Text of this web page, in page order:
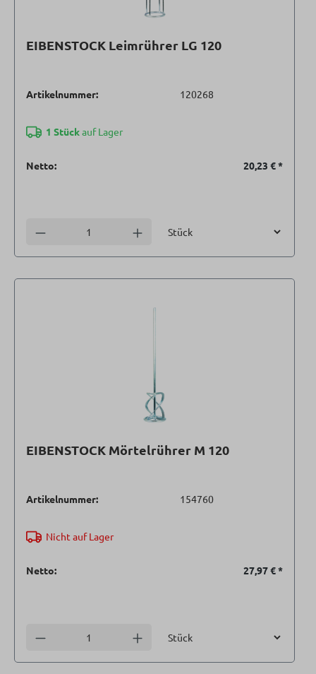
EIBENSTOCK Leimrührer LG 120
Artikelnummer: 120268
1 Stückauf Lager
Netto: 20,23 €*
Anzahl verringern Anzahl erhöhen
EIBENSTOCK Mörtelrührer M 120
Artikelnummer: 154760
Nicht auf Lager
Netto: 27,97 €*
Anzahl verringern Anzahl erhöhen